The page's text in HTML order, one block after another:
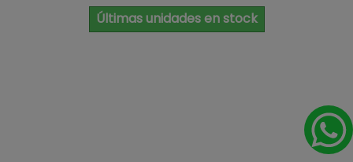
Últimas unidades en stock